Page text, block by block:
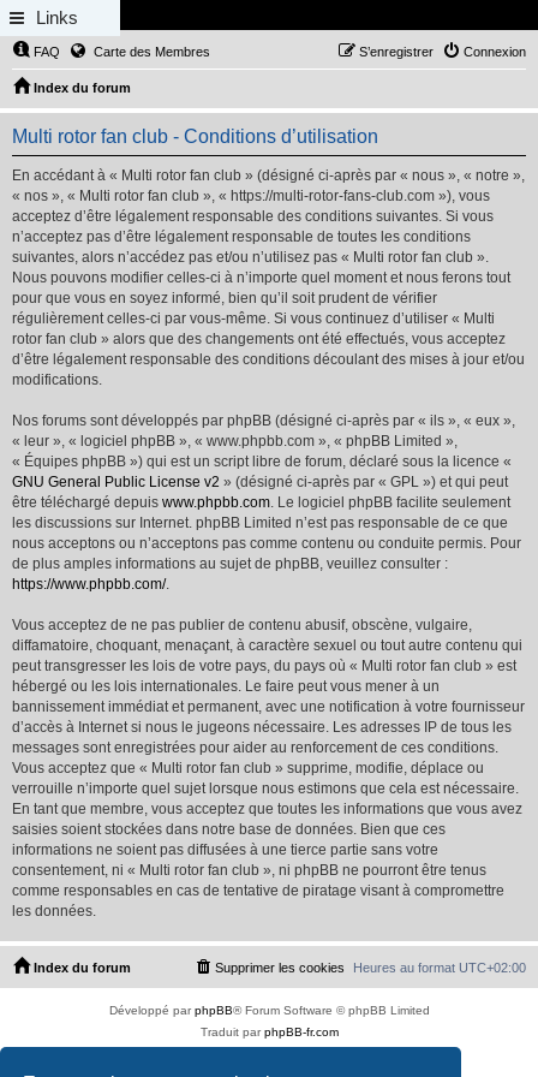
Links
FAQ Carte des Membres Connexion
S’enregistrer
Index du forum
Multi rotor fan club - Conditions d’utilisation
En accédant à « Multi rotor fan club » (désigné ci-après par « nous », « notre »,
« nos », « Multi rotor fan club », « https://multi-rotor-fans-club.com »), vous
acceptez d’être légalement responsable des conditions suivantes. Si vous
n’acceptez pas d’être légalement responsable de toutes les conditions
suivantes, alors n’accédez pas et/ou n’utilisez pas « Multi rotor fan club ».
Nous pouvons modifier celles-ci à n’importe quel moment et nous ferons tout
pour que vous en soyez informé, bien qu’il soit prudent de vérifier
régulièrement celles-ci par vous-même. Si vous continuez d’utiliser « Multi
rotor fan club » alors que des changements ont été effectués, vous acceptez
d’être légalement responsable des conditions découlant des mises à jour et/ou
modifications.
Nos forums sont développés par phpBB (désigné ci-après par « ils », « eux »,
« leur », « logiciel phpBB », « www.phpbb.com », « phpBB Limited »,
« Équipes phpBB ») qui est un script libre de forum, déclaré sous la licence «
GNU General Public License v2 » (désigné ci-après par « GPL ») et qui peut
être téléchargé depuis www.phpbb.com. Le logiciel phpBB facilite seulement
les discussions sur Internet. phpBB Limited n’est pas responsable de ce que
nous acceptons ou n’acceptons pas comme contenu ou conduite permis. Pour
de plus amples informations au sujet de phpBB, veuillez consulter :
https://www.phpbb.com/.
Vous acceptez de ne pas publier de contenu abusif, obscène, vulgaire,
diffamatoire, choquant, menaçant, à caractère sexuel ou tout autre contenu qui
peut transgresser les lois de votre pays, du pays où « Multi rotor fan club » est
hébergé ou les lois internationales. Le faire peut vous mener à un
bannissement immédiat et permanent, avec une notification à votre fournisseur
d’accès à Internet si nous le jugeons nécessaire. Les adresses IP de tous les
messages sont enregistrées pour aider au renforcement de ces conditions.
Vous acceptez que « Multi rotor fan club » supprime, modifie, déplace ou
verrouille n’importe quel sujet lorsque nous estimons que cela est nécessaire.
En tant que membre, vous acceptez que toutes les informations que vous avez
saisies soient stockées dans notre base de données. Bien que ces
informations ne soient pas diffusées à une tierce partie sans votre
consentement, ni « Multi rotor fan club », ni phpBB ne pourront être tenus
comme responsables en cas de tentative de piratage visant à compromettre
les données.
Index du forum Heures au format UTC+02:00
Supprimer les cookies
Développé parphpBB® Forum Software © phpBB Limited
Traduit parphpBB-fr.com